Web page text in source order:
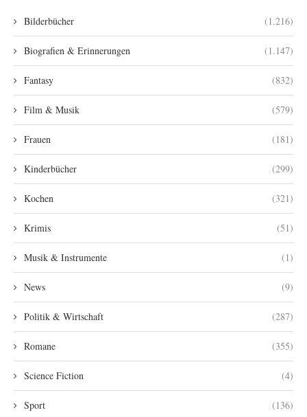
Bilderbücher (1.216)
Biografien & Erinnerungen (1.147)
Fantasy (832)
Film & Musik (579)
Frauen (181)
Kinderbücher (299)
Kochen (321)
Krimis (51)
Musik & Instrumente (1)
News (9)
Politik & Wirtschaft (287)
Romane (355)
Science Fiction (4)
Sport (136)